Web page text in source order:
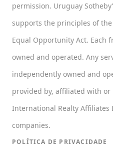
permission. Uruguay
supports the principles of
Equal Opportunity Act. Each
owned and operated. Any
independently owned and
provided by, affiliated with or
International Realty Affiliates
companies.
POLÍTICA DE PRIVACIDADE